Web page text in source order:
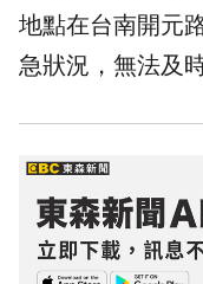
地點在台南開元
急狀況，無法及